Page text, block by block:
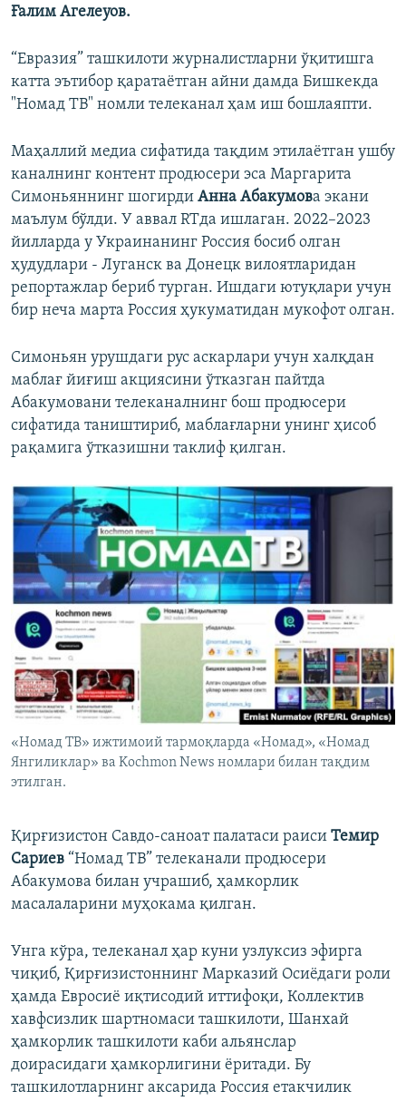
Ғалим Агелеуов.
“Евразия” ташкилоти журналистларни ўқитишга
катта эътибор қаратаётган айни дамда Бишкекда
"Номад ТВ" номли телеканал ҳам иш бошлаяпти.
Маҳаллий медиа сифатида тақдим этилаётган ушбу
каналнинг контент продюсери эса Маргарита
Симоньяннинг шогирди Анна Абакумова экани
маълум бўлди. У аввал RTда ишлаган. 2022–2023
йилларда у Украинанинг Россия босиб олган
ҳудудлари - Луганск ва Донецк вилоятларидан
репортажлар бериб турган. Ишдаги ютуқлари учун
бир неча марта Россия ҳукуматидан мукофот олган.
Симоньян урушдаги рус аскарлари учун халқдан
маблағ йиғиш акциясини ўтказган пайтда
Абакумовани телеканалнинг бош продюсери
сифатида таништириб, маблағларни унинг ҳисоб
рақамига ўтказишни таклиф қилган.
«Номад ТВ» ижтимоий тармоқларда «Номад», «Номад
Янгиликлар» ва Kochmon News номлари билан тақдим
этилган.
Қирғизистон Савдо-саноат палатаси раиси Темир
Сариев “Номад ТВ” телеканали продюсери
Абакумова билан учрашиб, ҳамкорлик
масалаларини муҳокама қилган.
Унга кўра, телеканал ҳар куни узлуксиз эфирга
чиқиб, Қирғизистоннинг Марказий Осиёдаги роли
ҳамда Евросиё иқтисодий иттифоқи, Коллектив
хавфсизлик шартномаси ташкилоти, Шанхай
ҳамкорлик ташкилоти каби альянслар
доирасидаги ҳамкорлигини ёритади. Бу
ташкилотларнинг аксарида Россия етакчилик